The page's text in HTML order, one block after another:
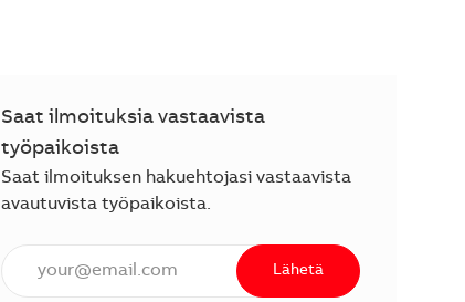
Saat ilmoituksia vastaavista
työpaikoista
Saat ilmoituksen hakuehtojasi vastaavista
avautuvista työpaikoista.
Anna sähköpostiosoite (vaaditaan).
Lähetä